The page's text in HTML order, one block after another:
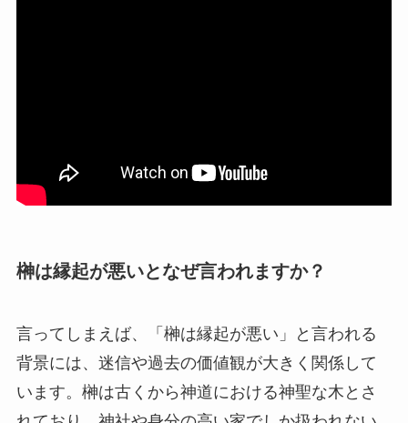
榊は縁起が悪いとなぜ言われますか？
言ってしまえば、「榊は縁起が悪い」と言われる
背景には、迷信や過去の価値観が大きく関係して
います。榊は古くから神道における神聖な木とさ